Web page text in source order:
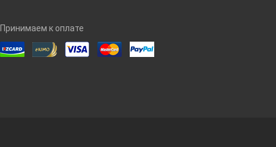
Принимаем к оплате